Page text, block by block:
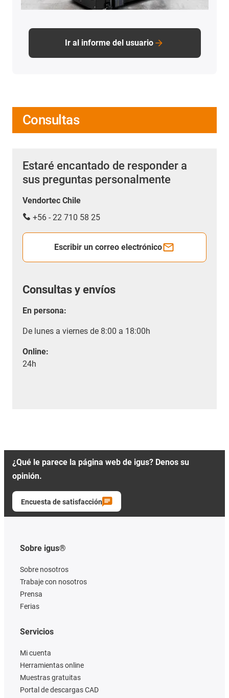
Ir al informe del usuario
Consultas
Estaré encantado de responder a
sus preguntas personalmente
Vendortec Chile
+56 - 22 710 58 25
Escribir un correo electrónico
Consultas y envíos
En persona:
De lunes a viernes de 8:00 a 18:00h
Online:
24h
¿Qué le parece la página web de igus? Denos su
opinión.
Encuesta de satisfacción
Sobre igus®
Sobre nosotros
Trabaje con nosotros
Prensa
Ferias
Servicios
Mi cuenta
Herramientas online
Muestras gratuitas
Portal de descargas CAD